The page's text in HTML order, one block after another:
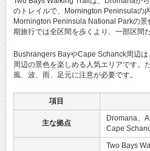
のトレイルで、Mornington Peninsulaの
Mornington Peninsula National Parkの
期旅行では全区間を歩くより、一部区間
Bushrangers BayやCape Schanck周辺
周辺の景色を楽しめる人気エリアです。
風、波、雨、足元に注意が必要です。
項目
主な拠点
Dromana、
Cape
Two Bays